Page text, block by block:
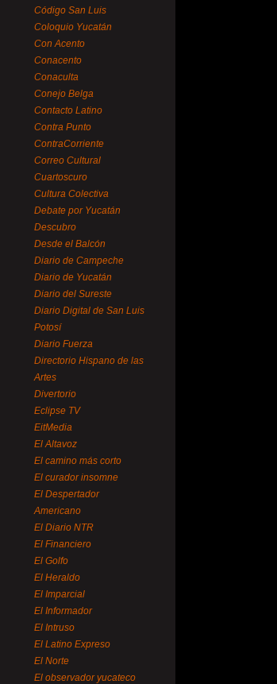
Código San Luis
Coloquio Yucatán
Con Acento
Conacento
Conaculta
Conejo Belga
Contacto Latino
Contra Punto
ContraCorriente
Correo Cultural
Cuartoscuro
Cultura Colectiva
Debate por Yucatán
Descubro
Desde el Balcón
Diario de Campeche
Diario de Yucatán
Diario del Sureste
Diario Digital de San Luis
Potosí
Diario Fuerza
Directorio Hispano de las
Artes
Divertorio
Eclipse TV
EitMedia
El Altavoz
El camino más corto
El curador insomne
El Despertador
Americano
El Diario NTR
El Financiero
El Golfo
El Heraldo
El Imparcial
El Informador
El Intruso
El Latino Expreso
El Norte
El observador yucateco